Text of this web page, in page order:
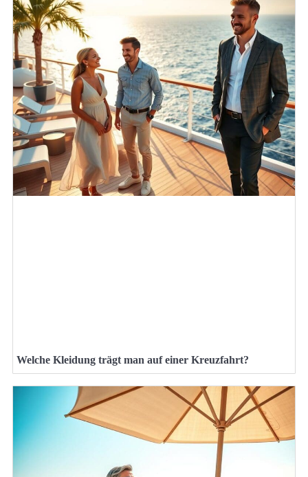
Welche Kleidung trägt man auf einer Kreuzfahrt?